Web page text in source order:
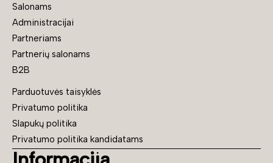
Salonams
Administracijai
Partneriams
Partnerių salonams
B2B
Parduotuvės taisyklės
Privatumo politika
Slapukų politika
Privatumo politika kandidatams